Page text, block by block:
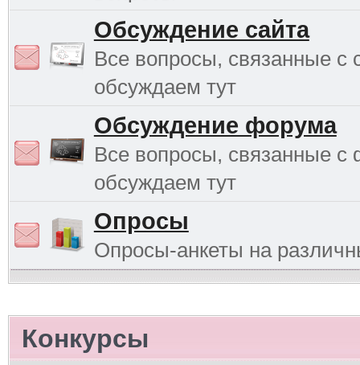
Обсуждение сайта
Все вопросы, связанные с
обсуждаем тут
Обсуждение форума
Все вопросы, связанные
обсуждаем тут
Опросы
Опросы-анкеты на
Конкурсы